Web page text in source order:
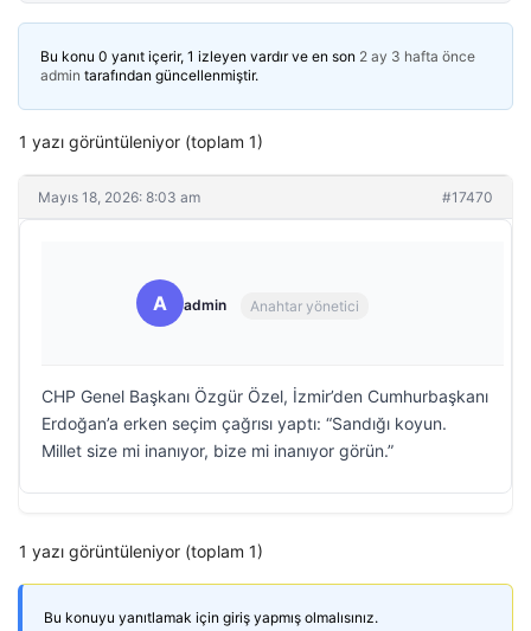
Bu konu 0 yanıt içerir, 1 izleyen vardır ve en son 2 ay 3 hafta önce
admin tarafından güncellenmiştir.
1 yazı görüntüleniyor (toplam 1)
Mayıs 18, 2026: 8:03 am #17470
A admin Anahtar yönetici
CHP Genel Başkanı Özgür Özel, İzmir’den Cumhurbaşkanı
Erdoğan’a erken seçim çağrısı yaptı: “Sandığı koyun.
Millet size mi inanıyor, bize mi inanıyor görün.”
1 yazı görüntüleniyor (toplam 1)
Bu konuyu yanıtlamak için giriş yapmış olmalısınız.